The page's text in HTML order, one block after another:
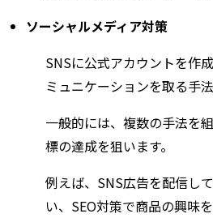
ソーシャルメディア対策
SNSに公式アカウントを作
ミュニケーションを取る手法
一般的には、複数の手法を
標の達成を狙います。
例えば、SNS広告を配信し
い、SEO対策で商品の興味